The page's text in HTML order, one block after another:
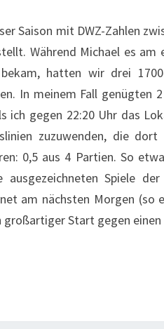
–
4
:
4
Saison mit DWZ-Zahlen
Während Michael es
hatten wir drei
In meinem Fall genügten
ich gegen 22:20 Uhr das
zuzuwenden, die
0,5 aus 4 Partien. So
ausgezeichneten Spiele
am nächsten Morgen
großartiger Start gegen einen